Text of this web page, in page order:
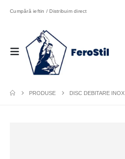
Cumpără ieftin / Distribuim direct
PRODUSE DISC DEBITARE INOX